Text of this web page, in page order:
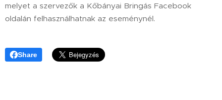
melyet a szervezők a Kőbányai Bringás Facebook
oldalán felhasználhatnak az eseménynél.
Share